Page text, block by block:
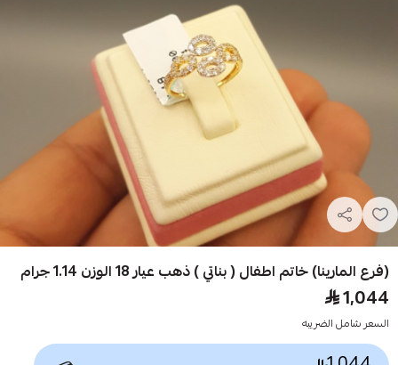
(فرع المارينا) خاتم اطفال ( بناتي ) ذهب عيار 18 الوزن 1.14 جرام
1,044
السعر شامل الضريبه